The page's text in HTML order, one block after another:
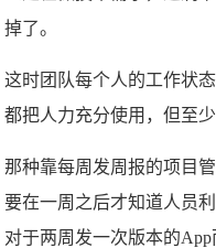
掉了。
这时团队每个人的工作状
都把人力充分使用，但至
那种靠每周发周报的项目
要在一周之后才知道人员
对于两周发一次版本的App